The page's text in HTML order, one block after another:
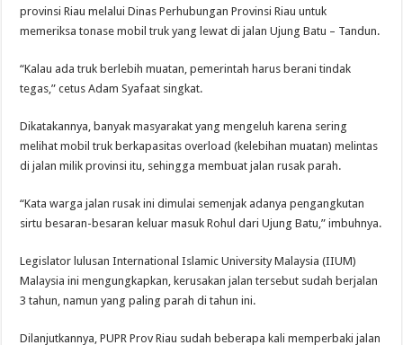
provinsi Riau melalui Dinas Perhubungan Provinsi Riau untuk
memeriksa tonase mobil truk yang lewat di jalan Ujung Batu – Tandun.
“Kalau ada truk berlebih muatan, pemerintah harus berani tindak
tegas,” cetus Adam Syafaat singkat.
Dikatakannya, banyak masyarakat yang mengeluh karena sering
melihat mobil truk berkapasitas overload (kelebihan muatan) melintas
di jalan milik provinsi itu, sehingga membuat jalan rusak parah.
“Kata warga jalan rusak ini dimulai semenjak adanya pengangkutan
sirtu besaran-besaran keluar masuk Rohul dari Ujung Batu,” imbuhnya.
Legislator lulusan International Islamic University Malaysia (IIUM)
Malaysia ini mengungkapkan, kerusakan jalan tersebut sudah berjalan
3 tahun, namun yang paling parah di tahun ini.
Dilanjutkannya, PUPR Prov Riau sudah beberapa kali memperbaki jalan